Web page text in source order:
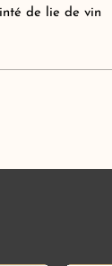
de lie de vin